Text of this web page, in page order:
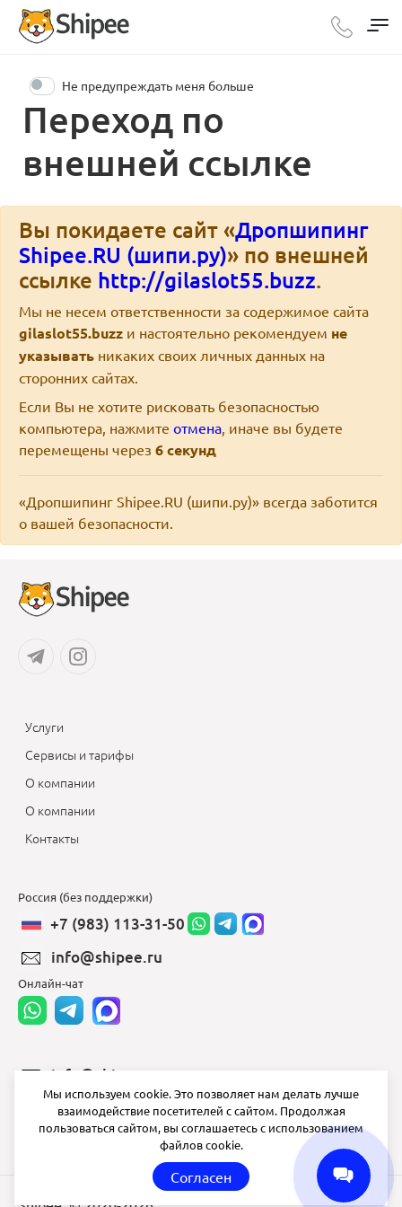
Переход по
внешней ссылке
Не предупреждать меня больше
Вы покидаете сайт «Дропшипинг
Shipee.RU (шипи.ру)» по внешней
ссылке http://gilaslot55.buzz.
Мы не несем ответственности за содержимое сайта
gilaslot55.buzz и настоятельно рекомендуем не
указывать никаких своих личных данных на
сторонних сайтах.
Если Вы не хотите рисковать безопасностью
компьютера, нажмите отмена, иначе вы будете
перемещены через 6секунд
«Дропшипинг Shipee.RU (шипи.ру)» всегда заботится
о вашей безопасности.
Услуги
Сервисы и тарифы
О компании
О компании
Контакты
Россия (без поддержки)
+7 (983) 113-31-50
info@shipee.ru
Онлайн-чат
info@shipee.ru
пн-пт 8:00 - 18:00
СБ ВС выходной
Мы используем cookie. Это позволяет нам делать лучше
взаимодействие посетителей с сайтом. Продолжая
пользоваться сайтом, вы соглашаетесь с использованием
файлов cookie.
Согласен